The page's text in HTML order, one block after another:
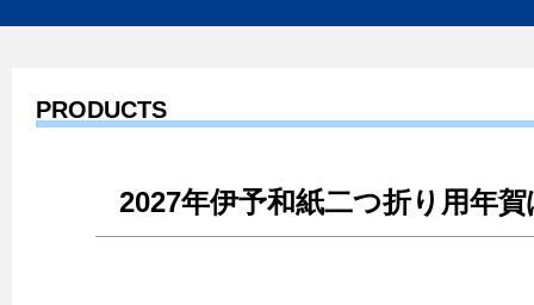
PRODUCTS
2027年伊予和紙二つ折り用年